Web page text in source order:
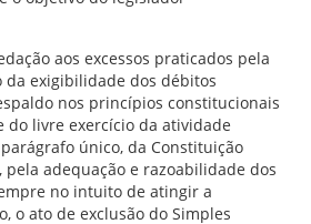
aos excessos praticados pela
da exigibilidade dos débitos
nos princípios constitucionais
livre exercício da atividade
único, da Constituição
pela adequação e razoabilidade dos
no intuito de atingir a
o ato de exclusão do Simples